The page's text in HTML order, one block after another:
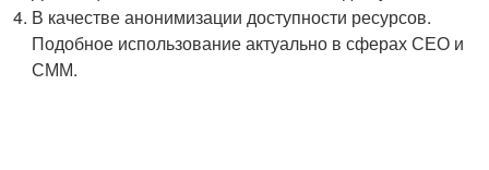
В качестве анонимизации доступности ресурсов.
Подобное использование актуально в сферах СЕО и
СММ.